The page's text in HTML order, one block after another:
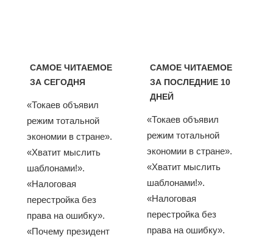
САМОЕ ЧИТАЕМОЕ
ЗА СЕГОДНЯ
«Токаев объявил
режим тотальной
экономии в стране».
«Хватит мыслить
шаблонами!».
«Налоговая
перестройка без
права на ошибку».
«Почему президент
САМОЕ ЧИТАЕМОЕ
ЗА ПОСЛЕДНИЕ 10
ДНЕЙ
«Токаев объявил
режим тотальной
экономии в стране».
«Хватит мыслить
шаблонами!».
«Налоговая
перестройка без
права на ошибку».